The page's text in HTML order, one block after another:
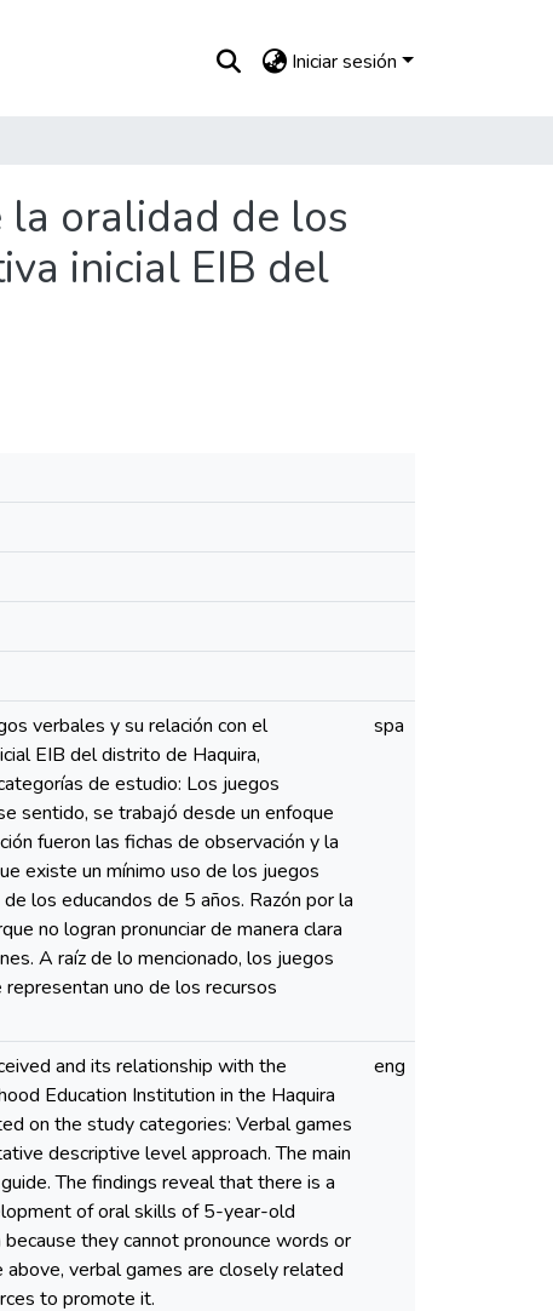
Iniciar sesión
oralidad de los
inicial EIB del
verbales y su relación con el
EIB del distrito de Haquira,
de estudio: Los juegos
sentido, se trabajó desde un enfoque
fueron las fichas de observación y la
existe un mínimo uso de los juegos
los educandos de 5 años. Razón por la
no logran pronunciar de manera clara
A raíz de lo mencionado, los juegos
uno de los recursos
spa
and its relationship with the
Education Institution in the Haquira
on the study categories: Verbal games
descriptive level approach. The main
The findings reveal that there is a
of oral skills of 5-year-old
they cannot pronounce words or
verbal games are closely related
to promote it.
eng